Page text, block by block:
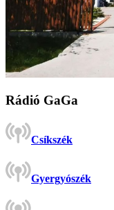
Rádió GaGa
Csíkszék
Gyergyószék